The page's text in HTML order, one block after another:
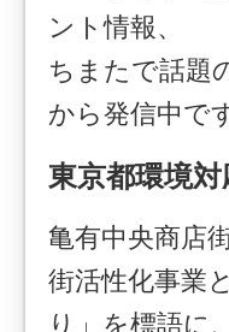
ント情報、
ちまたで話題
から発信中で
東京都環境
亀有中央商店
街活性化事業
り」を標語に